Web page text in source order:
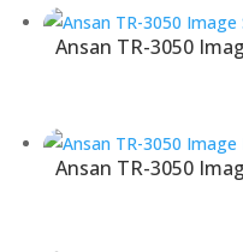
Ansan TR-3050
Ansan TR-3050